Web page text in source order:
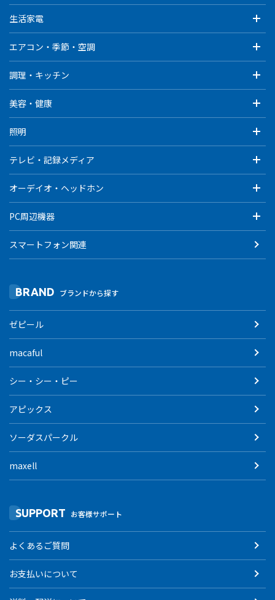
生活家電
エアコン・季節・空調
調理・キッチン
美容・健康
照明
テレビ・記録メディア
オーデイオ・ヘッドホン
PC周辺機器
スマートフォン関連
BRAND ブランドから探す
ゼピール
macaful
シー・シー・ピー
アピックス
ソーダスパークル
maxell
SUPPORT お客様サポート
よくあるご質問
お支払いについて